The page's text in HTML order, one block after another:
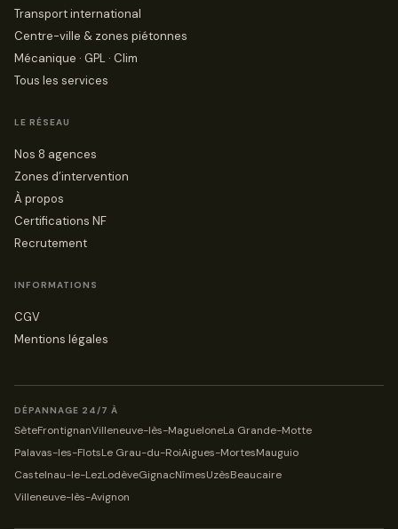
Transport international
Centre-ville & zones piétonnes
Mécanique · GPL · Clim
Tous les services
LE RÉSEAU
Nos 8 agences
Zones d’intervention
À propos
Certifications NF
Recrutement
INFORMATIONS
CGV
Mentions légales
DÉPANNAGE 24/7 À
SèteFrontignanVilleneuve-lès-MagueloneLa Grande-Motte
Palavas-les-FlotsLe Grau-du-RoiAigues-MortesMauguio
Castelnau-le-LezLodèveGignacNîmesUzèsBeaucaire
Villeneuve-lès-Avignon